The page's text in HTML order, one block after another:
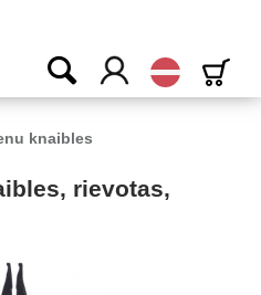
Latvijas
knaibles
rievotas,